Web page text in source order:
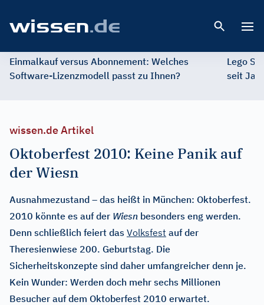
Einmalkauf versus Abonnement: Welches
Software-Lizenzmodell passt zu Ihnen?
Lego
seit
wissen.de Artikel
Oktoberfest 2010: Keine Panik auf
der Wiesn
Ausnahmezustand – das heißt in München: Oktoberfest.
2010 könnte es auf der Wiesn besonders eng werden.
Denn schließlich feiert das Volksfest auf der
Theresienwiese 200. Geburtstag. Die
Sicherheitskonzepte sind daher umfangreicher denn je.
Kein Wunder: Werden doch mehr sechs Millionen
Besucher auf dem Oktoberfest 2010 erwartet.